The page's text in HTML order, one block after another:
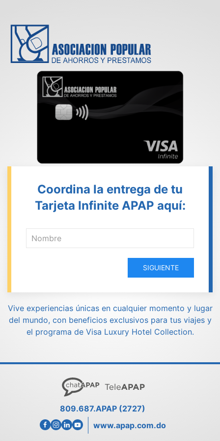
Coordina la entrega de tu
Tarjeta Infinite APAP aquí:
SIGUIENTE
Vive experiencias únicas en cualquier momento y lugar
del mundo, con beneficios exclusivos para tus viajes y
el programa de Visa Luxury Hotel Collection.
809.687.APAP (2727)
www.apap.com.do